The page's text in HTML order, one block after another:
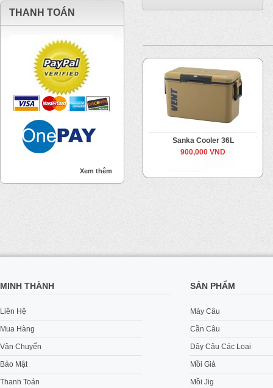
THANH TOÁN
Xem thêm
Sanka Cooler 36L
900,000 VND
MINH THÀNH
Liên Hệ
Mua Hàng
Vận Chuyển
Bảo Mật
Thanh Toán
SẢN PHẨM
Máy Câu
Cần Câu
Dây Câu Các Loại
Mồi Giả
Mồi Jig